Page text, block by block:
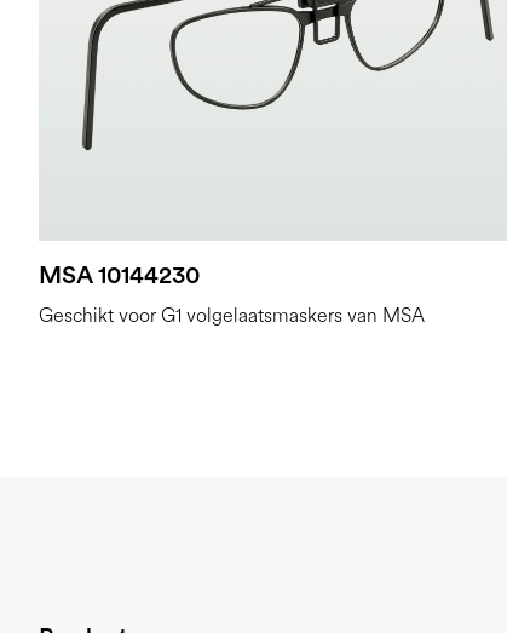
MSA 10144230
Geschikt voor G1 volgelaatsmaskers van MSA